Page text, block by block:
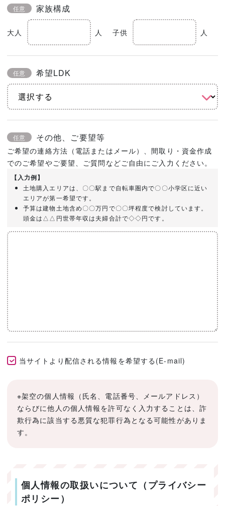
任意 家族構成
大人 人 子供 人
任意 希望LDK
任意 その他、ご要望等
ご希望の連絡方法（電話またはメール）、間取り・資金作成
でのご希望やご要望、ご質問などご自由にご入力ください。
【入力例】
土地購入エリアは、〇〇駅まで自転車圏内で〇〇小学区に近い
エリアが第一希望です。
予算は建物土地含め〇〇万円で〇〇坪程度で検討しています。
頭金は△△円世帯年収は夫婦合計で◇◇円です。
当サイトより配信される情報を希望する(E-mail)
※架空の個人情報（氏名、電話番号、メールアドレス）
ならびに他人の個人情報を許可なく入力することは、詐
欺行為に該当する悪質な犯罪行為となる可能性がありま
す。
個人情報の取扱いについて（プライバシー
ポリシー）